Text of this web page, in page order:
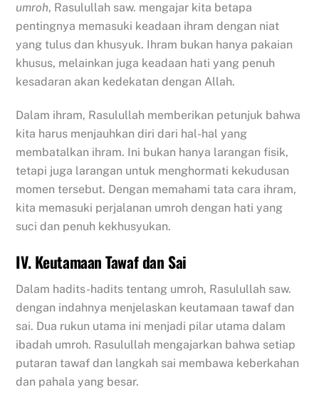
umroh, Rasulullah saw. mengajar kita betapa
pentingnya memasuki keadaan ihram dengan niat
yang tulus dan khusyuk. Ihram bukan hanya pakaian
khusus, melainkan juga keadaan hati yang penuh
kesadaran akan kedekatan dengan Allah.
Dalam ihram, Rasulullah memberikan petunjuk bahwa
kita harus menjauhkan diri dari hal-hal yang
membatalkan ihram. Ini bukan hanya larangan fisik,
tetapi juga larangan untuk menghormati kekudusan
momen tersebut. Dengan memahami tata cara ihram,
kita memasuki perjalanan umroh dengan hati yang
suci dan penuh kekhusyukan.
IV. Keutamaan Tawaf dan Sai
Dalam hadits-hadits tentang umroh, Rasulullah saw.
dengan indahnya menjelaskan keutamaan tawaf dan
sai. Dua rukun utama ini menjadi pilar utama dalam
ibadah umroh. Rasulullah mengajarkan bahwa setiap
putaran tawaf dan langkah sai membawa keberkahan
dan pahala yang besar.